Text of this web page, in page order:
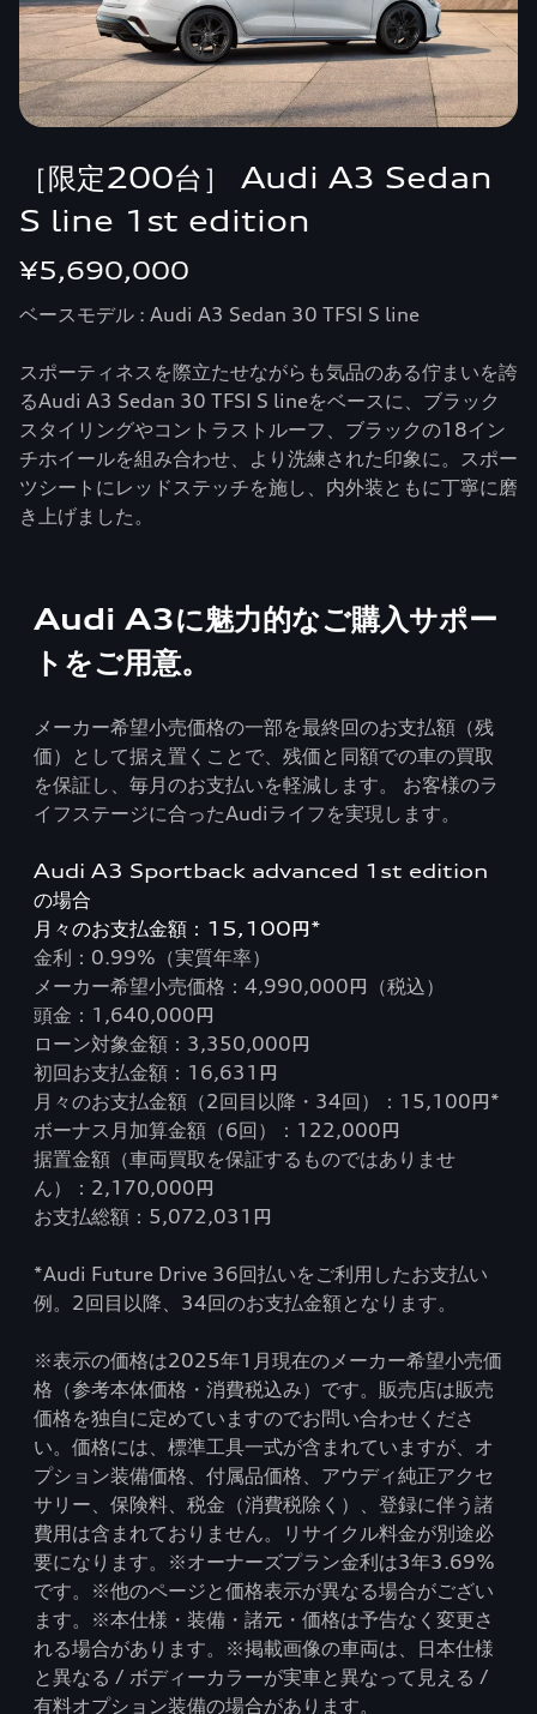
［限定200台］ Audi A3 Sedan
S line 1st edition
¥5,690,000
ベースモデル : Audi A3 Sedan 30 TFSI S line
スポーティネスを際立たせながらも気品のある佇まいを誇
るAudi A3 Sedan 30 TFSI S lineをベースに、ブラック
スタイリングやコントラストルーフ、ブラックの18イン
チホイールを組み合わせ、より洗練された印象に。スポー
ツシートにレッドステッチを施し、内外装ともに丁寧に磨
き上げました。
Audi A3に魅力的なご購入サポー
トをご用意。
メーカー希望小売価格の一部を最終回のお支払額（残
価）として据え置くことで、残価と同額での車の買取
を保証し、毎月のお支払いを軽減します。 お客様のラ
イフステージに合ったAudiライフを実現します。
Audi A3 Sportback advanced 1st edition
の場合
月々のお支払金額：15,100円*
金利：0.99%（実質年率）
メーカー希望小売価格：4,990,000円（税込）
頭金：1,640,000円
ローン対象金額：3,350,000円
初回お支払金額：16,631円
月々のお支払金額（2回目以降・34回）：15,100円*
ボーナス月加算金額（6回）：122,000円
据置金額（車両買取を保証するものではありませ
ん）：2,170,000円
お支払総額：5,072,031円
*Audi Future Drive 36回払いをご利用したお支払い
例。2回目以降、34回のお支払金額となります。
※表示の価格は2025年1月現在のメーカー希望小売価
格（参考本体価格・消費税込み）です。販売店は販売
価格を独自に定めていますのでお問い合わせくださ
い。価格には、標準工具一式が含まれていますが、オ
プション装備価格、付属品価格、アウディ純正アクセ
サリー、保険料、税金（消費税除く）、登録に伴う諸
費用は含まれておりません。リサイクル料金が別途必
要になります。※オーナーズプラン金利は3年3.69%
です。※他のページと価格表示が異なる場合がござい
ます。※本仕様・装備・諸元・価格は予告なく変更さ
れる場合があります。※掲載画像の車両は、日本仕様
と異なる / ボディーカラーが実車と異なって見える /
有料オプション装備の場合があります。